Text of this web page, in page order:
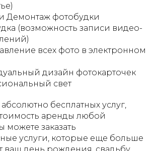
Демонтаж фотобудки
(возможность записи видео-
всех фото в электронном
дизайн фотокарточек
свет
бесплатных услуг,
аренды любой
можете заказать
услуги, которые еще больше